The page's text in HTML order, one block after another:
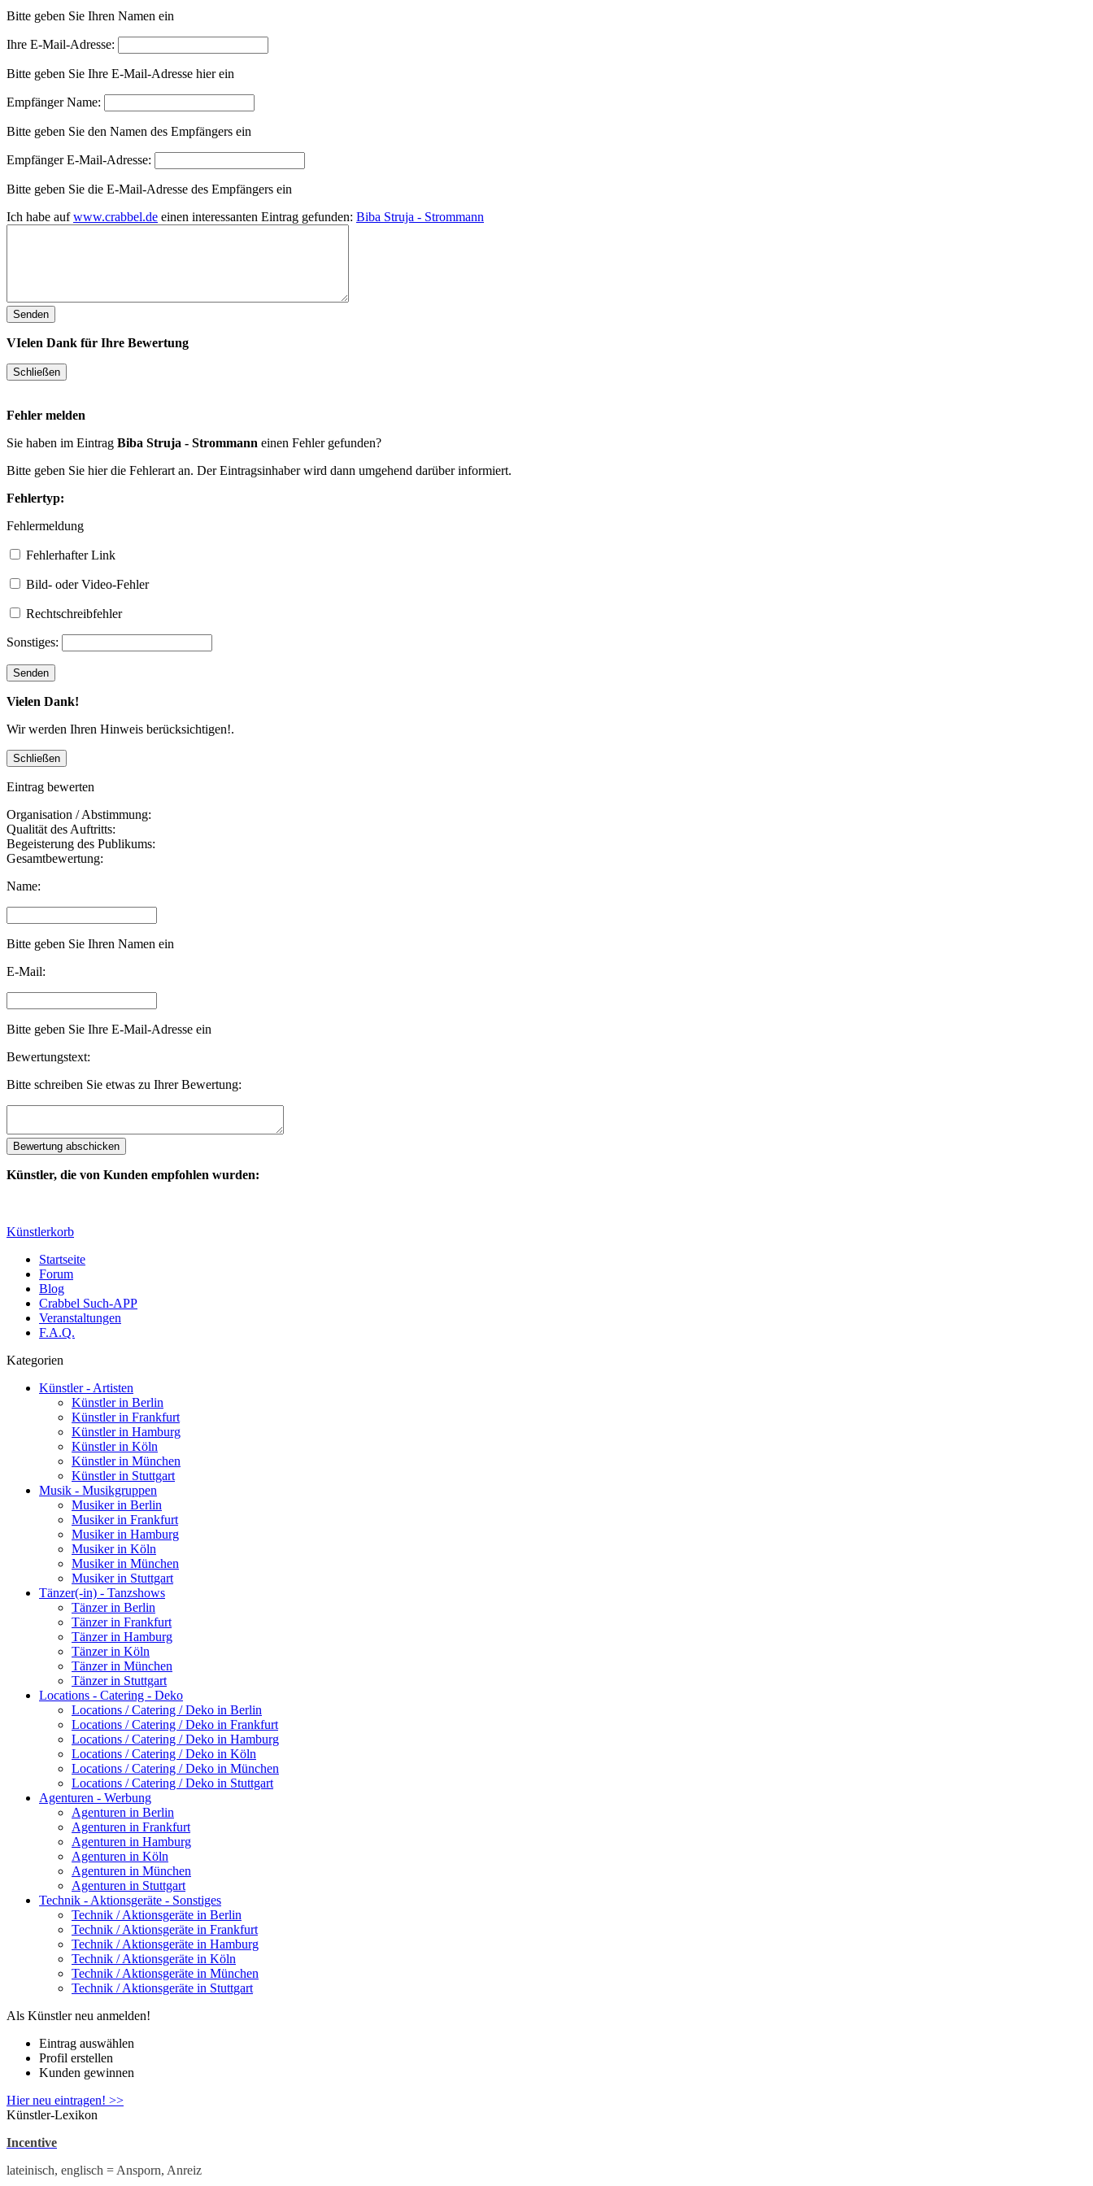
Bitte geben Sie Ihren Namen ein
Ihre E-Mail-Adresse:
Bitte geben Sie Ihre E-Mail-Adresse hier ein
Empfänger Name:
Bitte geben Sie den Namen des Empfängers ein
Empfänger E-Mail-Adresse:
Bitte geben Sie die E-Mail-Adresse des Empfängers ein
Ich habe aufwww.crabbel.de einen interessanten Eintrag gefunden: Biba Struja - Strommann
VIelen Dank für Ihre Bewertung
Fehler melden
Sie haben im Eintrag Biba Struja - Strommann einen Fehler gefunden?
Bitte geben Sie hier die Fehlerart an. Der Eintragsinhaber wird dann umgehend darüber informiert.
Fehlertyp:
Fehlermeldung
Fehlerhafter Link
Bild- oder Video-Fehler
Rechtschreibfehler
Sonstiges:
Vielen Dank!
Wir werden Ihren Hinweis berücksichtigen!.
Eintrag bewerten
Organisation / Abstimmung:
Qualität des Auftritts:
Begeisterung des Publikums:
Gesamtbewertung:
Name:
Bitte geben Sie Ihren Namen ein
E-Mail:
Bitte geben Sie Ihre E-Mail-Adresse ein
Bewertungstext:
Bitte schreiben Sie etwas zu Ihrer Bewertung:
Künstler, die von Kunden empfohlen wurden:
Künstlerkorb
Startseite
Forum
Blog
Crabbel Such-APP
Veranstaltungen
F.A.Q.
Kategorien
Künstler - Artisten
Künstler in Berlin
Künstler in Frankfurt
Künstler in Hamburg
Künstler in Köln
Künstler in München
Künstler in Stuttgart
Musik - Musikgruppen
Musiker in Berlin
Musiker in Frankfurt
Musiker in Hamburg
Musiker in Köln
Musiker in München
Musiker in Stuttgart
Tänzer(-in) - Tanzshows
Tänzer in Berlin
Tänzer in Frankfurt
Tänzer in Hamburg
Tänzer in Köln
Tänzer in München
Tänzer in Stuttgart
Locations - Catering - Deko
Locations / Catering / Deko in Berlin
Locations / Catering / Deko in Frankfurt
Locations / Catering / Deko in Hamburg
Locations / Catering / Deko in Köln
Locations / Catering / Deko in München
Locations / Catering / Deko in Stuttgart
Agenturen - Werbung
Agenturen in Berlin
Agenturen in Frankfurt
Agenturen in Hamburg
Agenturen in Köln
Agenturen in München
Agenturen in Stuttgart
Technik - Aktionsgeräte - Sonstiges
Technik / Aktionsgeräte in Berlin
Technik / Aktionsgeräte in Frankfurt
Technik / Aktionsgeräte in Hamburg
Technik / Aktionsgeräte in Köln
Technik / Aktionsgeräte in München
Technik / Aktionsgeräte in Stuttgart
Als Künstler neu anmelden!
Eintrag auswählen
Profil erstellen
Kunden gewinnen
Hier neu eintragen! >>
Künstler-Lexikon
Incentive
lateinisch, englisch = Ansporn, Anreiz